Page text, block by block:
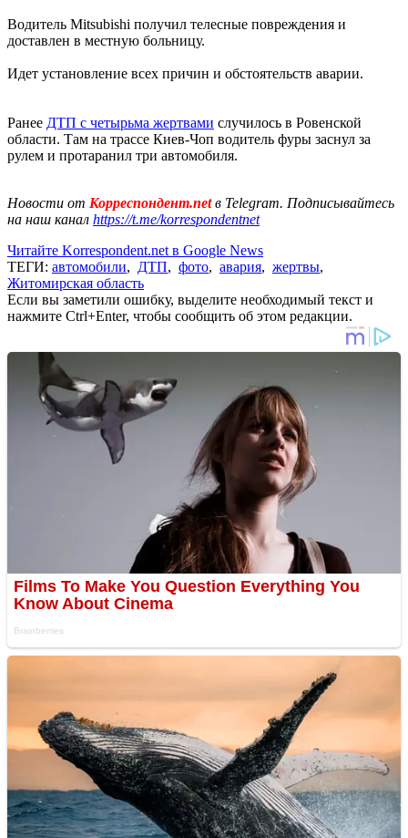
Водитель Mitsubishi получил телесные повреждения и
доставлен в местную больницу.
Идет установление всех причин и обстоятельств аварии.
Ранее ДТП с четырьма жертвами случилось в Ровенской
области. Там на трассе Киев-Чоп водитель фуры заснул за
рулем и протаранил три автомобиля.
Новости от Корреспондент.netв Telegram. Подписывайтесь
на наш канал https://t.me/korrespondentnet
Читайте Korrespondent.net в Google News
ТЕГИ: автомобили, ДТП, фото, авария, жертвы,
Житомирская область
Если вы заметили ошибку, выделите необходимый текст и
нажмите Ctrl+Enter, чтобы сообщить об этом редакции.